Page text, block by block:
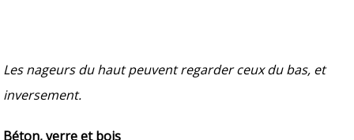
Les nageurs du haut peuvent regarder ceux du bas, et
inversement.
Béton, verre et bois